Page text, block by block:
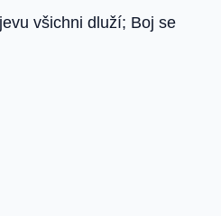
všichni dluží; Boj se